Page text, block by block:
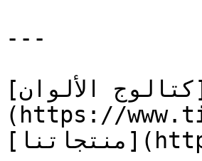
---
[كتالوج الألوان]
(https://
[منتجاتنا](https://www.timepaints.com/ar/products)